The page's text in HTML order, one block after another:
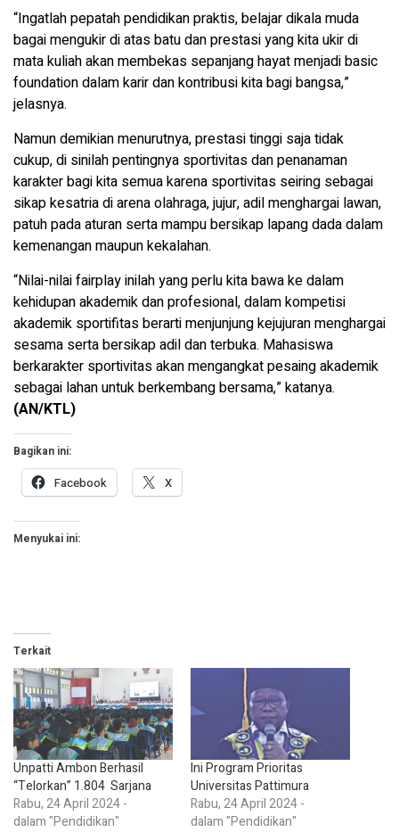
“Ingatlah pepatah pendidikan praktis, belajar dikala muda
bagai mengukir di atas batu dan prestasi yang kita ukir di
mata kuliah akan membekas sepanjang hayat menjadi basic
foundation dalam karir dan kontribusi kita bagi bangsa,”
jelasnya.
Namun demikian menurutnya, prestasi tinggi saja tidak
cukup, di sinilah pentingnya sportivitas dan penanaman
karakter bagi kita semua karena sportivitas seiring sebagai
sikap kesatria di arena olahraga, jujur, adil menghargai lawan,
patuh pada aturan serta mampu bersikap lapang dada dalam
kemenangan maupun kekalahan.
“Nilai-nilai fairplay inilah yang perlu kita bawa ke dalam
kehidupan akademik dan profesional, dalam kompetisi
akademik sportifitas berarti menjunjung kejujuran menghargai
sesama serta bersikap adil dan terbuka. Mahasiswa
berkarakter sportivitas akan mengangkat pesaing akademik
sebagai lahan untuk berkembang bersama,” katanya.
(AN/KTL)
Bagikan ini:
Facebook X
Menyukai ini:
Terkait
Unpatti Ambon Berhasil
“Telorkan” 1.804 Sarjana
Rabu, 24 April 2024 -
dalam "Pendidikan"
Ini Program Prioritas
Universitas Pattimura
Rabu, 24 April 2024 -
dalam "Pendidikan"